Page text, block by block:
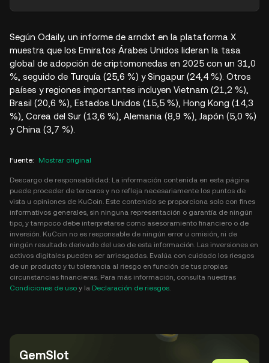
Según Odaily, un informe de arndxt en la plataforma X
muestra que los Emiratos Árabes Unidos lideran la tasa
global de adopción de criptomonedas en 2025 con un 31,0
%, seguido de Turquía (25,6 %) y Singapur (24,4 %). Otros
países y regiones importantes incluyen Vietnam (21,2 %),
Brasil (20,6 %), Estados Unidos (15,5 %), Hong Kong (14,3
%), Corea del Sur (13,6 %), Alemania (8,9 %), Japón (5,0 %)
y China (3,7 %).
Fuente: Mostrar original
Descargo de responsabilidad: La información contenida en esta página
puede proceder de terceros y no refleja necesariamente los puntos de
vista u opiniones de KuCoin. Este contenido se proporciona solo con fines
informativos generales, sin ninguna representación o garantía de ningún
tipo, y tampoco debe interpretarse como asesoramiento financiero o de
inversión. KuCoin no es responsable de ningún error u omisión, ni de
ningún resultado derivado del uso de esta información. Las inversiones en
activos digitales pueden ser arriesgadas. Evalúa con cuidado los riesgos
de un producto y tu tolerancia al riesgo en función de tus propias
circunstancias financieras. Para más información, consulta nuestras
Condiciones de uso y la Declaración de riesgos.
GemSlot